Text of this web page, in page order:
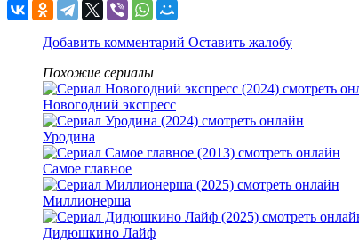
Добавить комментарий Оставить жалобу
Похожие сериалы
Новогодний экспресс
Уродина
Самое главное
Миллионерша
Дидюшкино Лайф